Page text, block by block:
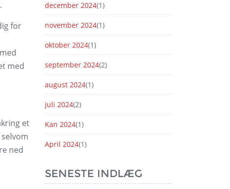
for
med
et
ned
december 2024(1)
november 2024(1)
oktober 2024(1)
september 2024(2)
august 2024(1)
juli 2024(2)
Kan 2024(1)
April 2024(1)
SENESTE INDLÆG